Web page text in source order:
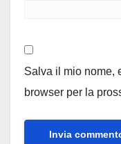
Salva il mio nome,
browser per la